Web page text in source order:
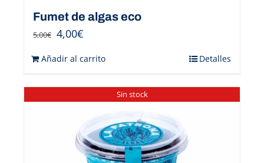
Fumet de algas eco
5,00€ 4,00€
Añadir al carrito Detalles
Sin stock